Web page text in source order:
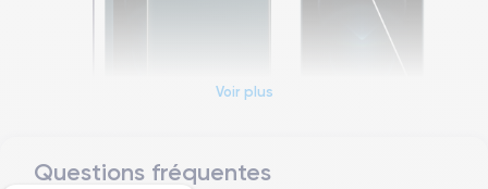
Dimensions et poids iPhone 12 Pro Max
Voir plus
Questions fréquentes